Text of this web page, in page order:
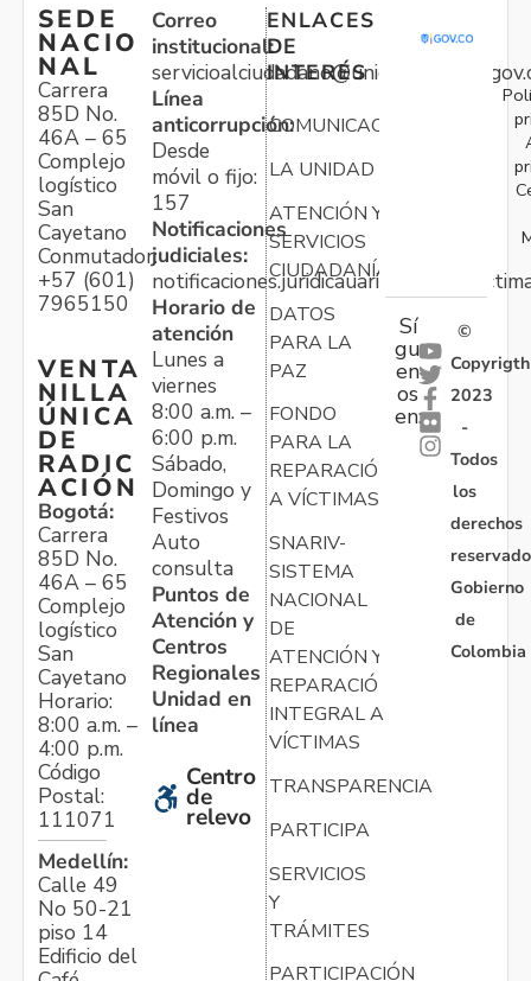
SEDE
NACIO
NAL
Carrera
85D No.
46A – 65
Complejo
logístico
San
Cayetano
Conmutador:
+57 (601)
7965150
VENTA
NILLA
ÚNICA
DE
RADIC
ACIÓN
Bogotá:
Carrera
85D No.
46A – 65
Complejo
logístico
San
Cayetano
Horario:
8:00 a.m. –
4:00 p.m.
Código
Postal:
111071
Medellín:
Calle 49
No 50-21
piso 14
Edificio del
Correo
institucional:
Línea
anticorrupción:
Desde
móvil o fijo:
157
Notificaciones
judiciales:
Horario de
atención
Lunes a
viernes
8:00 a.m. –
6:00 p.m.
Sábado,
Domingo y
Festivos
Auto
consulta
Puntos de
Atención y
Centros
Regionales
Unidad en
línea
Centro
de
relevo
ENLACES
DE
INTERÉS
COMUNICACIONES
LA UNIDAD
ATENCIÓN Y
SERVICIOS
CIUDADANÍA
DATOS
PARA LA
PAZ
FONDO
PARA LA
REPARACIÓN
A VÍCTIMAS
SNARIV-
SISTEMA
NACIONAL
DE
ATENCIÓN Y
REPARACIÓN
INTEGRAL A
VÍCTIMAS
TRANSPARENCIA
PARTICIPA
SERVICIOS
Y
TRÁMITES
PARTICIPACIÓN
Sí
gu
en
os
en:
©
Copyrigth
2023
-
Todos
los
derechos
Gobierno
de
Colombia